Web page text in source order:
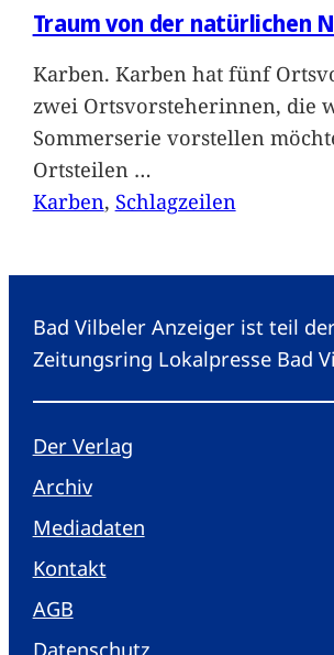
Traum von der natürlichen
Karben. Karben hat fünf
zwei Ortsvorsteherinnen, die
Sommerserie vorstellen
Ortsteilen …
Karben, Schlagzeilen
Bad Vilbeler Anzeiger ist teil
Zeitungsring Lokalpresse Bad
Der Verlag
Archiv
Mediadaten
Kontakt
AGB
Datenschutz